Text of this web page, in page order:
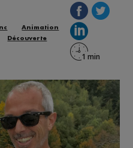
Animation
Découverte